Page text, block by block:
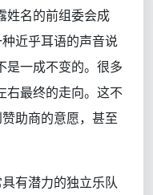
姓名的前组委会成
近乎耳语的声音说
是一成不变的。很多
右最终的走向。这不
助商的意愿，甚至
有潜力的独立乐队